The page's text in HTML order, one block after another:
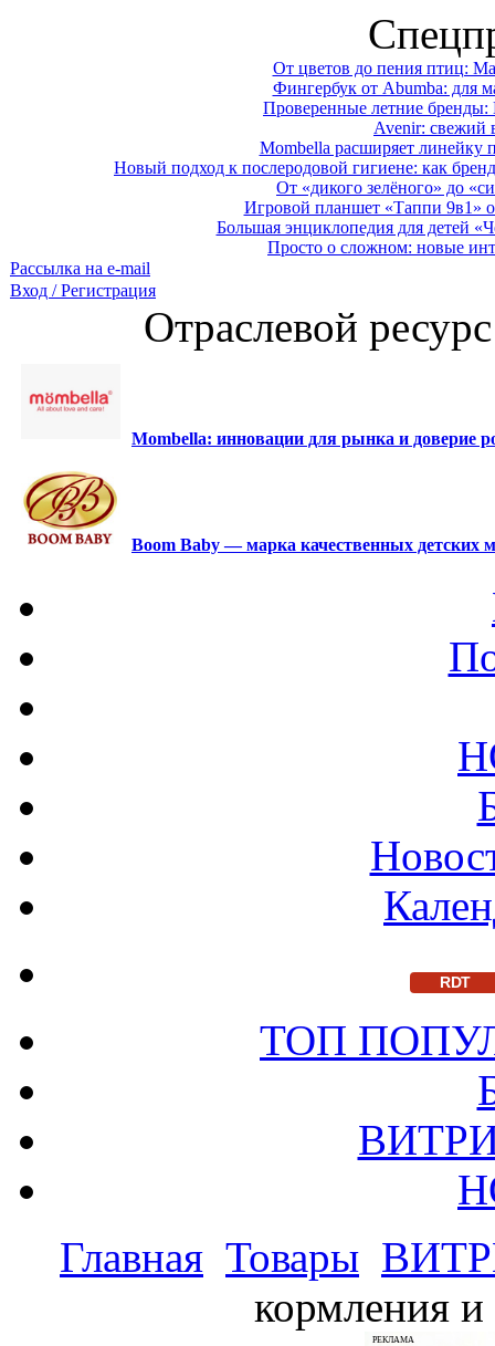
От цветов до пения птиц:
Фингербук от Abumba: для
Проверенные летние
Avenir: свежий
Mombella расширяет линейку
Новый подход к послеродовой гигиене: как
От «дикого зелёного» до
Игровой планшет «Таппи 9в1»
Большая энциклопедия для детей
Просто о сложном: новые
Рассылка на e-mail
Вход / Регистрация
Отраслевой
Mombella: инновации для рынка и доверие
Boom Baby — марка качественных детских
RDT
ТОП
Главная Товары
кормления и
РЕКЛАМА